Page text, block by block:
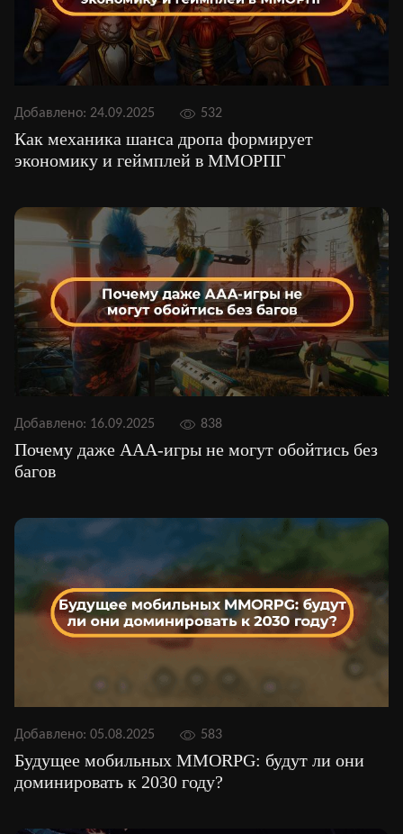
Добавлено: 24.09.2025 532
Как механика шанса дропа формирует
экономику и геймплей в ММОРПГ
Добавлено: 16.09.2025 838
Почему даже ААА-игры не могут обойтись без
багов
Добавлено: 05.08.2025 583
Будущее мобильных MMORPG: будут ли они
доминировать к 2030 году?